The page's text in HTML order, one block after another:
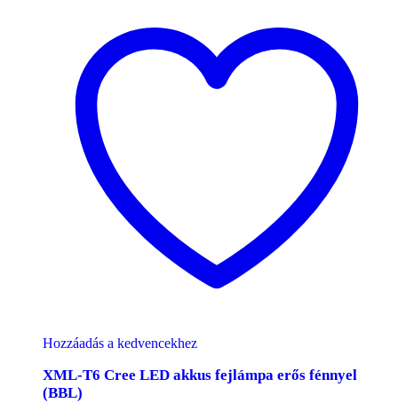
Hozzáadás a kedvencekhez
XML-T6 Cree LED akkus fejlámpa erős fénnyel
(BBL)